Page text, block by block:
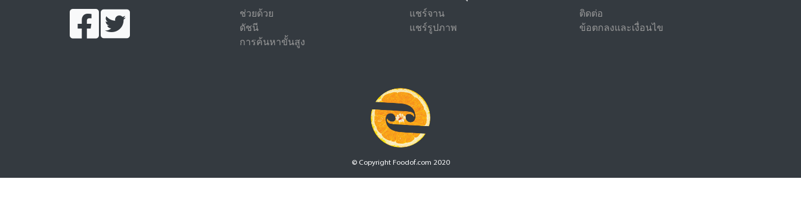
ช่วยด้วย
ดัชนี
การค้นหาขั้นสูง
แชร์จาน
แชร์รูปภาพ
ติดต่อ
ข้อตกลงและเงื่อนไข
© Copyright Foodof.com 2020